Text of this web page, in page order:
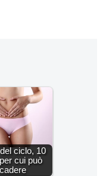
ciclo, 10
cui può